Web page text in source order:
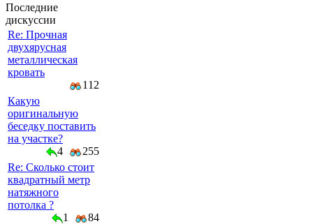
Последние
дискуссии
Re: Прочная
двухярусная
металлическая
кровать
112
Какую
оригинальную
беседку поставить
на участке?
4
255
Re: Сколько стоит
квадратный метр
натяжного
потолка ?
1
84